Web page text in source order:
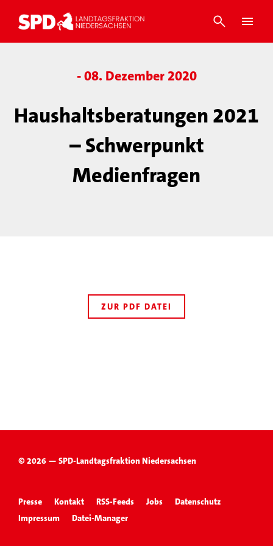
- 08. Dezember 2020
Haushaltsberatungen 2021
– Schwerpunkt
Medienfragen
ZUR PDF DATEI
© 2026 — SPD-Landtagsfraktion Niedersachsen
Presse Kontakt RSS-Feeds Jobs
Datenschutz
Impressum
Datei-Manager